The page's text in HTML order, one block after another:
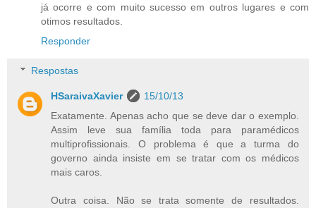
já ocorre e com muito sucesso em outros lugares e com
otimos resultados.
Responder
Respostas
HSaraivaXavier
15/10/13
Exatamente. Apenas acho que se deve dar o exemplo.
Assim leve sua família toda para paramédicos
multiprofissionais. O problema é que a turma do
governo ainda insiste em se tratar com os médicos
mais caros.
Outra coisa. Não se trata somente de resultados.